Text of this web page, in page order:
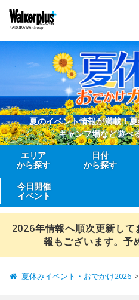
夏のイベント情報が満載！
キャンプ場など遊べ
エリア
から探す
日付
から探す
今日開催
イベント
2026年情報へ順次更新し
報もございます。予
夏休みイベント・おでかけ2026